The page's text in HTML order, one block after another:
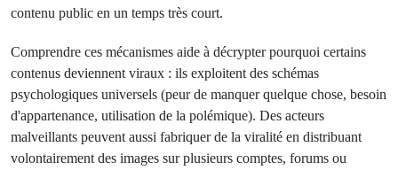
contenu public en un temps très court.
Comprendre ces mécanismes aide à décrypter pourquoi certains
contenus deviennent viraux : ils exploitent des schémas
psychologiques universels (peur de manquer quelque chose, besoin
d'appartenance, utilisation de la polémique). Des acteurs
malveillants peuvent aussi fabriquer de la viralité en distribuant
volontairement des images sur plusieurs comptes, forums ou